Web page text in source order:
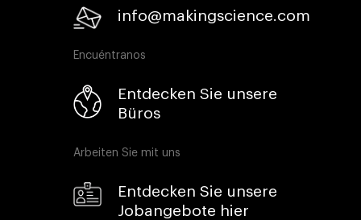
info@makingscience.com
Encuéntranos
Entdecken Sie unsere
Büros
Arbeiten Sie mit uns
Entdecken Sie unsere
Jobangebote hier